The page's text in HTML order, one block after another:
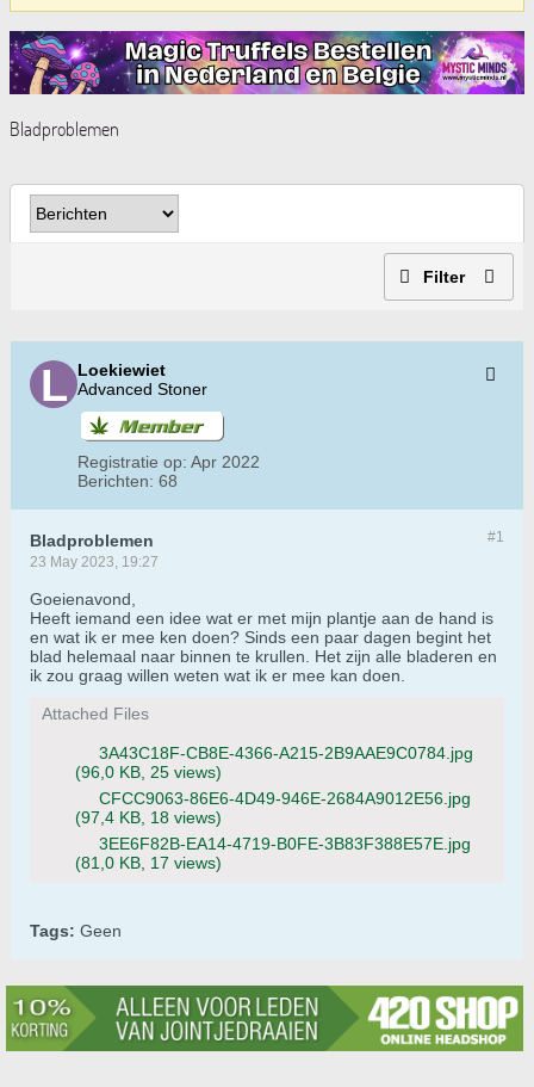
Bladproblemen
Filter
Loekiewiet
Advanced Stoner
Registratie op: Apr 2022
Berichten: 68
#1
Bladproblemen
23 May 2023, 19:27
Goeienavond,
Heeft iemand een idee wat er met mijn plantje aan de hand is
en wat ik er mee ken doen? Sinds een paar dagen begint het
blad helemaal naar binnen te krullen. Het zijn alle bladeren en
ik zou graag willen weten wat ik er mee kan doen.
Attached Files
3A43C18F-CB8E-4366-A215-2B9AAE9C0784.jpg
(96,0 KB, 25 views)
CFCC9063-86E6-4D49-946E-2684A9012E56.jpg
(97,4 KB, 18 views)
3EE6F82B-EA14-4719-B0FE-3B83F388E57E.jpg
(81,0 KB, 17 views)
Tags: Geen